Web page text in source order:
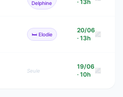
Delphine
· 13h
🛏️ Elodie
20/06
· 13h
Seule
19/06
· 10h